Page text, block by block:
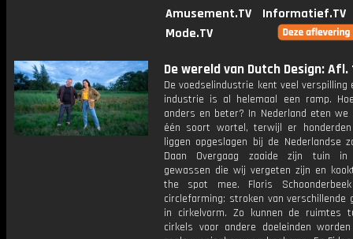
Amusement.TV
Informatief.TV
Mode.TV
De wereld van Dutch Design: Afl.
De voedselindustrie kent veel verspilling
industrie is al helemaal een ramp.
anders en beter? In Nederland eten we
één soort wortel, terwijl er
liggen opgeslagen bij de Nederlandse
Daan Overgaag zaaide zijn tuin
gewassen die wij vergeten zijn en
the spot mee. Floris
circlefarming: stroken van verschillende
in cirkelvorm. Zo kunnen de ruimtes
cirkels voor andere doeleinden